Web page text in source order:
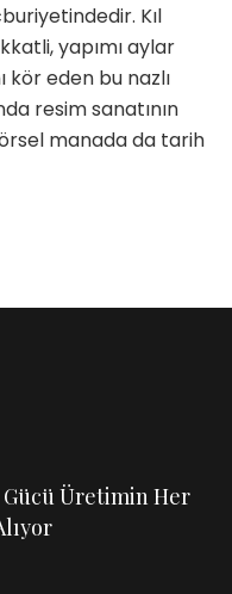
Kıl
yapımı aylar
kör eden bu nazlı
resim sanatının
manada da tarih
Gücü Üretimin Her